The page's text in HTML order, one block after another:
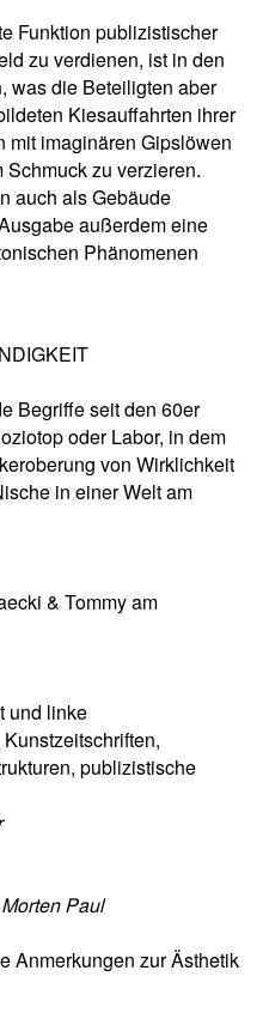
Funktion publizistischer
zu verdienen, ist in den
was die Beteiligten aber
Kiesauffahrten ihrer
imaginären Gipslöwen
zu verzieren.
auch als Gebäude
außerdem eine
Phänomenen
Begriffe seit den 60er
oder Labor, in dem
von Wirklichkeit
in einer Welt am
& Tommy am
und linke
publizistische
Paul
Anmerkungen zur Ästhetik